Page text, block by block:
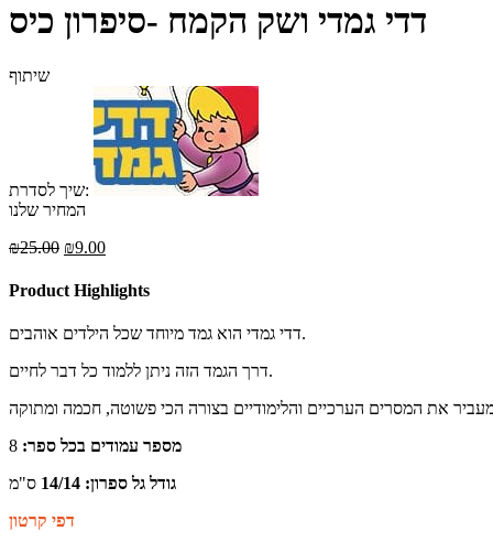
דדי גמדי ושק הקמח -סיפרון כיס
שיתוף
שיך לסדרת:
המחיר שלנו
₪25.00 ₪9.00
Product Highlights
דדי גמדי הוא גמד מיוחד שכל הילדים אוהבים.
דרך הגמד הזה ניתן ללמוד כל דבר לחיים.
מספר עמודים בכל ספר:
גודל גל ספרון: 14/14
ס"מ
דפי קרטון